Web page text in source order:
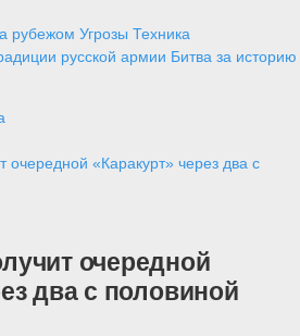
рубежом Угрозы Техника
русской армии Битва за историю
«Каракурт» через два с
очередной
два с половиной